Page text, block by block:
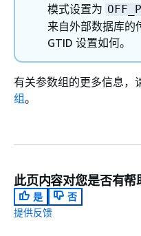
模式设置为
来自外部数据库的
GTID 设置如何。
有关参数组的更多信息，
组。
此页内容对您是否有帮
是
否
提供反馈